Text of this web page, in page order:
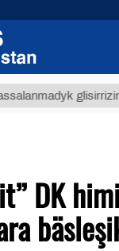
glisirrizin
DK